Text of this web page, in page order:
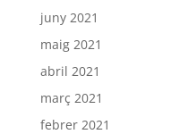
juny 2021
maig 2021
abril 2021
març 2021
febrer 2021